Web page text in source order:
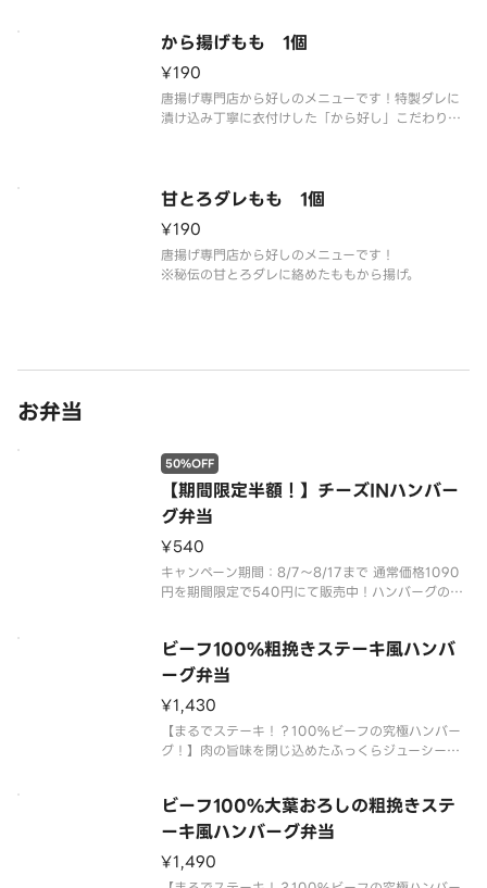
から揚げもも 1個
¥190
唐揚げ専門店から好しのメニューです！特製ダレに
漬け込み丁寧に衣付けした「から好し」こだわりの
甘とろダレもも 1個
¥190
唐揚げ専門店から好しのメニューです！
※秘伝の甘とろダレに絡めたももから揚げ。
お弁当
【期間限定半額！】チーズINハンバー
グ弁当
50%OFF
¥540
キャンペーン期間：8/7～8/17まで 通常価格1090
円を期間限定で540円にて販売中！ハンバーグの中
ビーフ100%粗挽きステーキ風ハンバ
ーグ弁当
¥1,430
【まるでステーキ！？100%ビーフの究極ハンバー
グ！】肉の旨味を閉じ込めたふっくらジューシー粗
ますので、ご了承ください。
ビーフ100%大葉おろしの粗挽きステ
ーキ風ハンバーグ弁当
¥1,490